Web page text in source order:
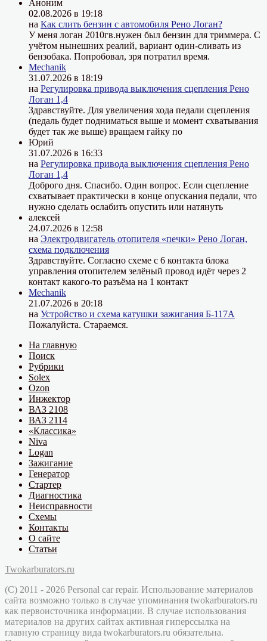
Аноним
02.08.2026 в 19:18
на Как слить бензин с автомобиля Рено Логан?
У меня логан 2010гв.нужен был бензин для триммера. С
учётом нынешних реалий, вариант один-сливать из
бензобака. Попробовал, зря потратил время.
Mechanik
31.07.2026 в 18:19
на Регулировка привода выключения сцепления Рено
Логан 1,4
Здравствуйте. Для увеличения хода педали сцепления
(педаль будет подниматься выше и момент схватывания
будет так же выше) вращаем гайку по
Юрий
31.07.2026 в 16:33
на Регулировка привода выключения сцепления Рено
Логан 1,4
Доброго дня. Спасибо. Один вопрос. Если сцепление
схватывает практически в конце опускания педали, что
нужно сделать ослабить опустить или натянуть
алексей
24.07.2026 в 12:58
на Электродвигатель отопителя «печки» Рено Логан,
схема подключения
Здравствуйте. Согласно схеме с 6 контакта блока
управления отопителем зелёный провод идёт через 2
контакт какого-то разъёма на 1 контакт
Mechanik
21.07.2026 в 20:18
на Устройство и схема катушки зажигания Б-117А
Пожалуйста. Стараемся.
На главную
Поиск
Рубрики
Solex
Ozon
Инжектор
ВАЗ 2108
ВАЗ 2114
«Классика»
Niva
Logan
Зажигание
Генератор
Стартер
Диагностика
Неисправности
Схемы
Контакты
О сайте
Статьи
Twokarburators.ru
(C) 2011 - 2026 Personal car repair. Использование материалов
сайта возможно только в случае упоминания twokarburators.ru
как первоисточника информации. В случае использования
материалов на других сайтах активная гиперссылка на
главную страницу вида twokarburators.ru обязательна.